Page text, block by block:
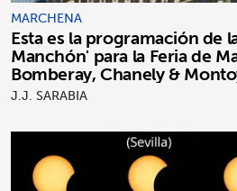
MARCHENA
Esta es la programación de
Manchón' para la Feria de
Bomberay, Chanely &
J.J. SARABIA